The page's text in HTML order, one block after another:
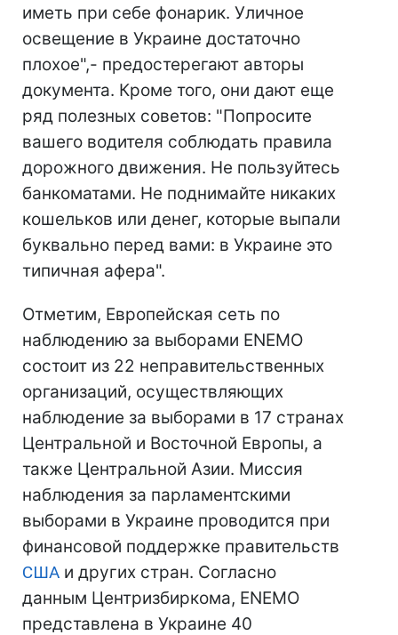
иметь при себе фонарик. Уличное
освещение в Украине достаточно
плохое",- предостерегают авторы
документа. Кроме того, они дают еще
ряд полезных советов: "Попросите
вашего водителя соблюдать правила
дорожного движения. Не пользуйтесь
банкоматами. Не поднимайте никаких
кошельков или денег, которые выпали
буквально перед вами: в Украине это
типичная афера".
Отметим, Европейская сеть по
наблюдению за выборами ENEMO
состоит из 22 неправительственных
организаций, осуществляющих
наблюдение за выборами в 17 странах
Центральной и Восточной Европы, а
также Центральной Азии. Миссия
наблюдения за парламентскими
выборами в Украине проводится при
финансовой поддержке правительств
США и других стран. Согласно
данным Центризбиркома, ENEMO
представлена в Украине 40